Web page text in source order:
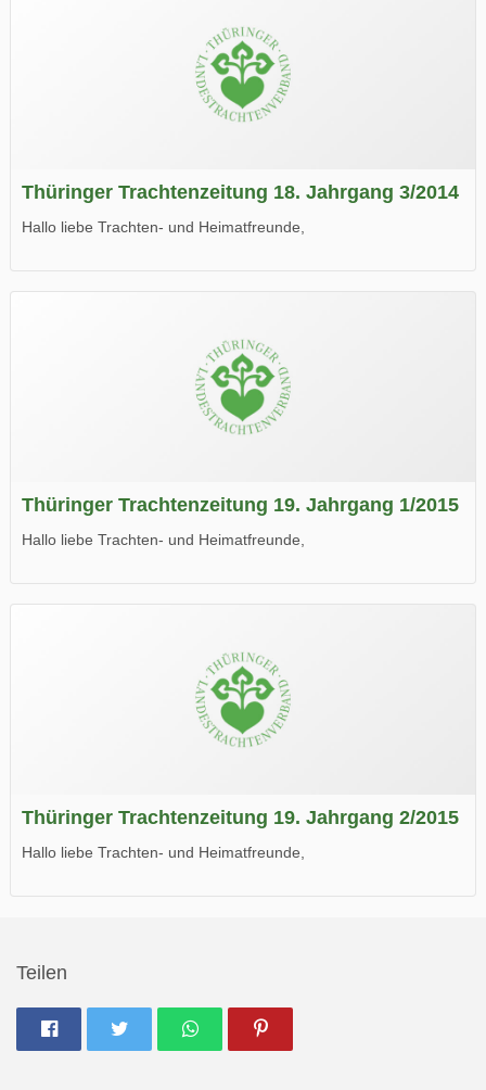
Thüringer Trachtenzeitung 18. Jahrgang 3/2014
Hallo liebe Trachten- und Heimatfreunde,
Wir wünschen Euch viel Spaß beim Lesen.
Thüringer Trachtenzeitung 19. Jahrgang 1/2015
Hallo liebe Trachten- und Heimatfreunde,
Wir wünschen Euch viel Spaß beim Lesen.
Thüringer Trachtenzeitung 19. Jahrgang 2/2015
Hallo liebe Trachten- und Heimatfreunde,
Teilen